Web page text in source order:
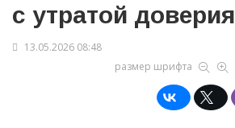
с утратой доверия
13.05.2026 08:48
размер шрифта